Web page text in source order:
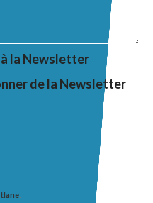
la Newsletter
de la Newsletter